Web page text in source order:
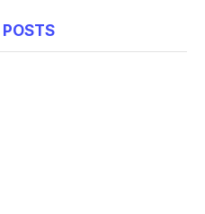
POSTS